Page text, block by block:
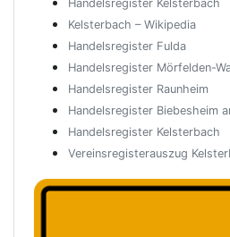
Handelsregister Kelsterbach
Kelsterbach – Wikipedia
Handelsregister Fulda
Handelsregister Mörfelden-
Handelsregister Raunheim
Handelsregister Biebesheim
Handelsregister Kelsterbach
Vereinsregisterauszug